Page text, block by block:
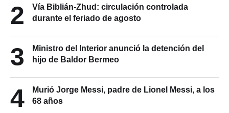
2
Vía Biblián-Zhud: circulación controlada
durante el feriado de agosto
3
Ministro del Interior anunció la detención del
hijo de Baldor Bermeo
4
Murió Jorge Messi, padre de Lionel Messi, a los
68 años